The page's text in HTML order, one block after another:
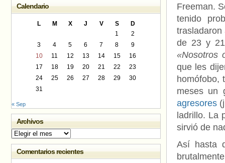
Freeman.
tenido
trasladaron
de 23 y 21
«Nosotros
que les
homófobo,
meses un
agresores
ladrillo. La
sirvió de
Así hasta
Calendario
L M X J V S
D
1
2
3
4 5 6 7 8
9
10
11 12 13 14 15
16
17
18 19 20 21 22
23
24
25 26 27 28 29
30
31
« Sep
Archivos
Archivos
Comentarios recientes